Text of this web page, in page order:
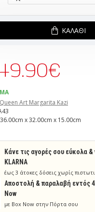
Art Margarita Kazi
36.00cm x 32.00cm x 15.00cm
ΚΑΛΆΘΙ
Κάνε τις αγορές σου εύκολα
KLARNA
έως 3 άτοκες δόσεις χωρίς
Aποστολή & παραλαβή εντός
Now
με Box Now στην Πόρτα σου